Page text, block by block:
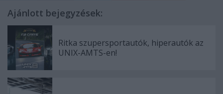
Ajánlott bejegyzések:
Ritka szupersportautók, hiperautók az
UNIX-AMTS-en!